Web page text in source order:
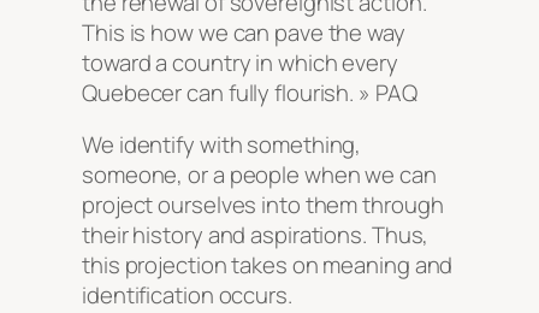
This is how we can pave the way
toward a country in which every
Quebecer can fully flourish. » PAQ
We identify with something,
someone, or a people when we can
project ourselves into them through
their history and aspirations. Thus,
this projection takes on meaning and
identification occurs.